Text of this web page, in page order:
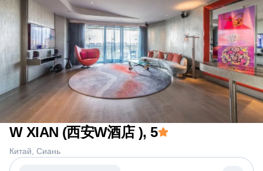
W XIAN (西安W酒店 ), 5
Китай Сиань